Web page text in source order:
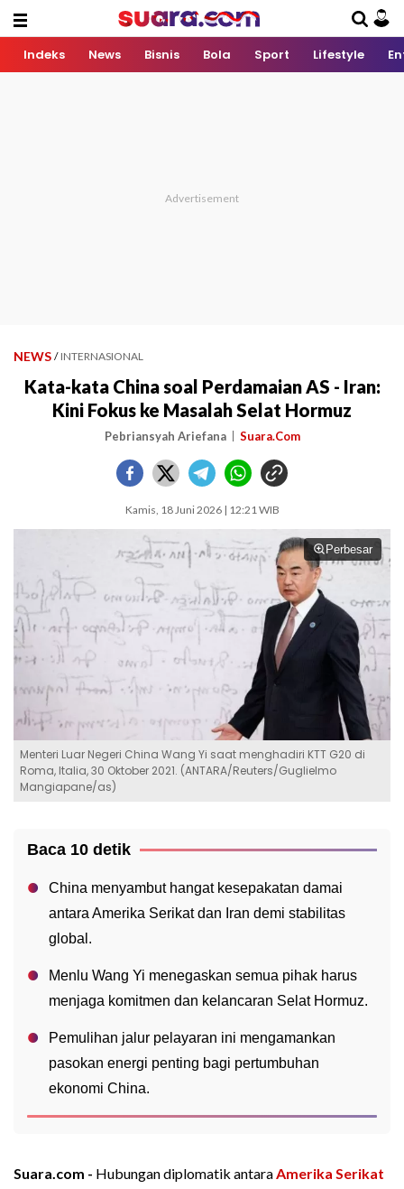
Indeks News Bisnis Bola Sport Lifestyle
NEWS / INTERNASIONAL
Kata-kata China soal Perdamaian AS - Iran:
Kini Fokus ke Masalah Selat Hormuz
Pebriansyah Ariefana Suara.Com
Kamis, 18 Juni 2026 | 12:21 WIB
Perbesar
Menteri Luar Negeri China Wang Yi saat menghadiri KTT G20 di
Roma, Italia, 30 Oktober 2021. (ANTARA/Reuters/Guglielmo
Mangiapane/as)
Baca 10 detik
China menyambut hangat kesepakatan damai
antara Amerika Serikat dan Iran demi stabilitas
global.
Menlu Wang Yi menegaskan semua pihak harus
menjaga komitmen dan kelancaran Selat Hormuz.
Pemulihan jalur pelayaran ini mengamankan
pasokan energi penting bagi pertumbuhan
ekonomi China.
Suara.com - Hubungan diplomatik antaraAmerika Serikat